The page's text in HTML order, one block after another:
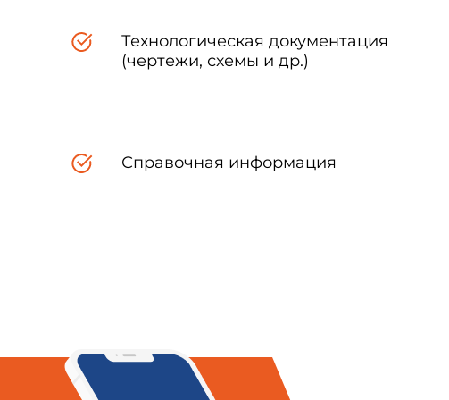
Технологическая документация
(чертежи, схемы и др.)
Справочная информация